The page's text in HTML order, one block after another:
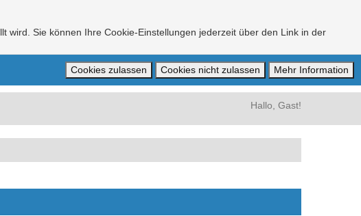
wird. Sie können Ihre Cookie-Einstellungen jederzeit über den Link in der
Hallo, Gast!